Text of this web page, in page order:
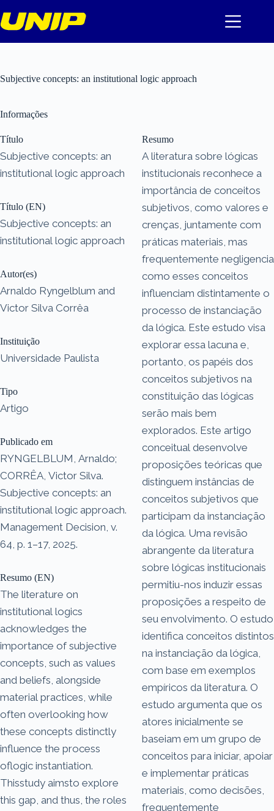
para
o
Subjective concepts: an institutional logic approach
Informações
Título
Subjective concepts: an
institutional logic approach
Título (EN)
Subjective concepts: an
institutional logic approach
Autor(es)
Arnaldo Ryngelblum and
Victor Silva Corrêa
Instituição
Universidade Paulista
Tipo
Artigo
Publicado em
RYNGELBLUM, Arnaldo;
CORRÊA, Victor Silva.
Subjective concepts: an
institutional logic approach.
Management Decision, v.
64, p. 1–17, 2025.
Resumo (EN)
The literature on
institutional logics
acknowledges the
importance of subjective
concepts, such as values
and beliefs, alongside
material practices, while
often overlooking how
these concepts distinctly
influence the process
oflogic instantiation.
Thisstudy aimsto explore
this gap, and thus, the roles
Resumo
A literatura sobre lógicas
institucionais reconhece a
importância de conceitos
subjetivos, como valores e
crenças, juntamente com
práticas materiais, mas
frequentemente negligencia
como esses conceitos
influenciam distintamente o
processo de instanciação
da lógica. Este estudo visa
explorar essa lacuna e,
portanto, os papéis dos
conceitos subjetivos na
constituição das lógicas
serão mais bem
explorados. Este artigo
conceitual desenvolve
proposições teóricas que
distinguem instâncias de
conceitos subjetivos que
participam da instanciação
da lógica. Uma revisão
abrangente da literatura
sobre lógicas institucionais
permitiu-nos induzir essas
proposições a respeito de
seu envolvimento. O estudo
identifica conceitos distintos
na instanciação da lógica,
com base em exemplos
empíricos da literatura. O
estudo argumenta que os
atores inicialmente se
baseiam em um grupo de
conceitos para iniciar, apoiar
e implementar práticas
materiais, como decisões,
frequentemente